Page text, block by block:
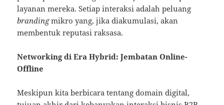
layanan mereka. Setiap interaksi adalah peluang
brandingmikro yang, jika diakumulasi, akan
membentuk reputasi raksasa.
Networking di Era Hybrid: Jembatan Online-
Offline
Meskipun kita berbicara tentang domain digital,